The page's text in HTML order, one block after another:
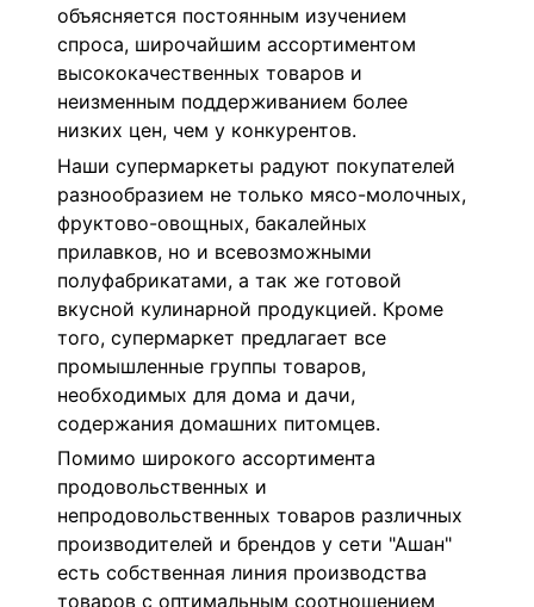
объясняется постоянным изучением
спроса, широчайшим ассортиментом
высококачественных товаров и
неизменным поддерживанием более
низких цен, чем у конкурентов.
Наши супермаркеты радуют покупателей
разнообразием не только мясо-молочных,
фруктово-овощных, бакалейных
прилавков, но и всевозможными
полуфабрикатами, а так же готовой
вкусной кулинарной продукцией. Кроме
того, супермаркет предлагает все
промышленные группы товаров,
необходимых для дома и дачи,
содержания домашних питомцев.
Помимо широкого ассортимента
продовольственных и
непродовольственных товаров различных
производителей и брендов у сети "Ашан"
есть собственная линия производства
товаров с оптимальным соотношением